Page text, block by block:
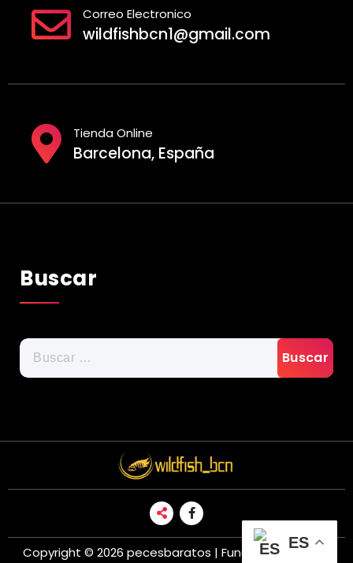
Correo Electronico
wildfishbcn1@gmail.com
Tienda Online
Barcelona, España
Buscar
Buscar:
Copyright © 2026 pecesbaratos | Funciona gracias a
ES